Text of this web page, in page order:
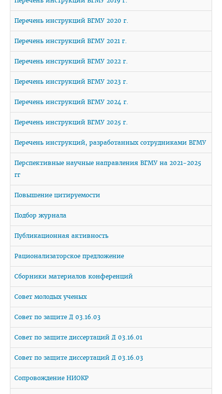
Пункты оформления и выдачи договоров о целевой
подготовке-2026
Заказчик: Министерство здравоохранения
Заказчик: организации спорта
Заказчик: организации системы труда и соцзащиты
Памятка абитуриенту 2026
Алгоритм подачи документов для целевиков
Карта целевика
"Горячая линия" по целевой подготовке
Приемная комиссия
Университетские олимпиады
Приказ о зачислении победителей
Квоты для зачисления
Приказ о результатах
Алгоритм подачи документов для победителей
университетских олимпиад
Перечень инструкций ВГМУ 2020 г.
Перечень инструкций ВГМУ 2021 г.
Перечень инструкций ВГМУ 2022 г.
Перечень инструкций ВГМУ 2023 г.
Перечень инструкций ВГМУ 2024 г.
Перечень инструкций ВГМУ 2025 г.
Перечень инструкций, разработанных сотрудниками ВГМУ
Перспективные научные направления ВГМУ на 2021-2025
гг
Повышение цитируемости
Подбор журнала
Публикационная активность
Рационализаторское предложение
Сборники материалов конференций
Совет молодых ученых
Совет по защите Д 03.16.03
Совет по защите диссертаций Д 03.16.01
Совет по защите диссертаций Д 03.16.03
Сопровождение НИОКР